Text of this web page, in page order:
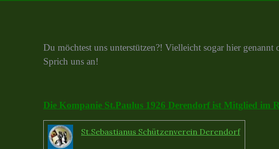
Du möchtest uns unterstützen?! Vielleicht sogar hier genannt
Sprich uns an!
Die Kompanie St.Paulus 1926 Derendorf ist Mitglied im
St.Sebastianus Schützenverein Derendorf